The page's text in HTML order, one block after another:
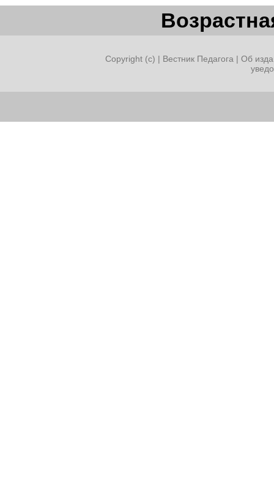
Copyright (c) | Вестник Педагога | Об